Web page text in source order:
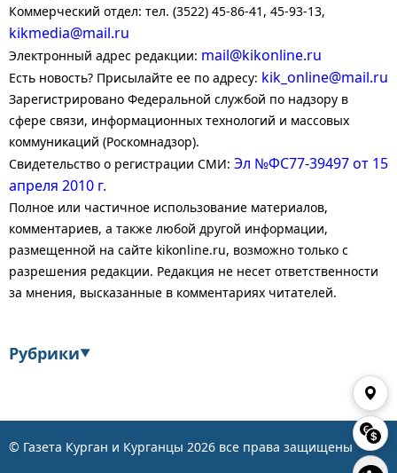
Коммерческий отдел: тел. (3522) 45-86-41, 45-93-13,
kikmedia@mail.ru
Электронный адрес редакции: mail@kikonline.ru
Есть новость? Присылайте ее по адресу: kik_online@mail.ru
Зарегистрировано Федеральной службой по надзору в
сфере связи, информационных технологий и массовых
коммуникаций (Роскомнадзор).
Свидетельство о регистрации СМИ: Эл №ФС77-39497 от 15
апреля 2010 г.
Полное или частичное использование материалов,
комментариев, а также любой другой информации,
размещенной на сайте kikonline.ru, возможно только с
разрешения редакции. Редакция не несет ответственности
за мнения, высказанные в комментариях читателей.
Рубрики▼
© Газета Курган и Курганцы 2026 все права защищены